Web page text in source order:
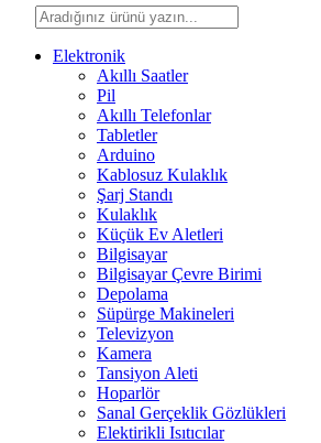
Elektronik
Akıllı Saatler
Pil
Akıllı Telefonlar
Tabletler
Arduino
Kablosuz Kulaklık
Şarj Standı
Kulaklık
Küçük Ev Aletleri
Bilgisayar
Bilgisayar Çevre Birimi
Depolama
Süpürge Makineleri
Televizyon
Kamera
Tansiyon Aleti
Hoparlör
Sanal Gerçeklik Gözlükleri
Elektirikli Isıtıcılar